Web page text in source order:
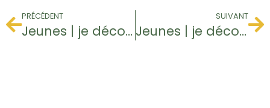
PRÉCÉDENT
Jeunes | je découvre le golf
SUIVANT
Jeunes | je découvre le golf